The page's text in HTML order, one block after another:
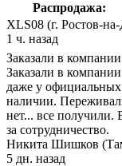
Распродажа:
XLS08 (г. Ростов-
1 ч. назад
Заказали в
Заказали в
даже у официальных
наличии.
нет... все получили.
за сотрудничество.
Никита Шишков
5 дн. назад